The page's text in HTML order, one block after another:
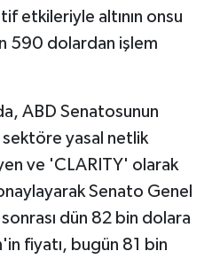
etkileriyle altının onsu
590 dolardan işlem
ABD Senatosunun
sektöre yasal netlik
ve 'CLARITY' olarak
Senato Genel
dün 82 bin dolara
fiyatı, bugün 81 bin